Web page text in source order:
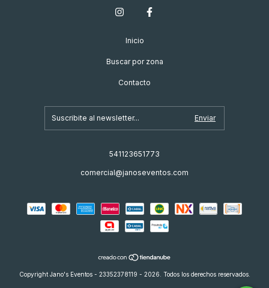
Inicio
Buscar por zona
Contacto
541123651773
comercial@janoseventos.com
Copyright Jano's Eventos - 23352378119 - 2026. Todos los derechos reservados.